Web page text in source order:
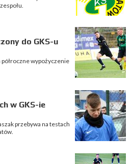
do GKS-u
półroczne wypożyczenie
w GKS-ie
przebywa na testach